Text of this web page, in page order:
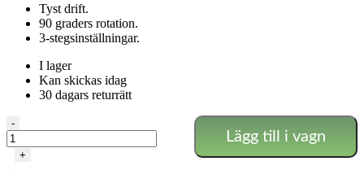
Tyst drift.
90 graders rotation.
3-stegsinställningar.
I lager
Kan skickas idag
30 dagars returrätt
Dutch
Pro
-
-
+
Lägg till i vagn